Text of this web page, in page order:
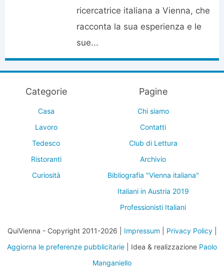
ricercatrice italiana a Vienna, che
racconta la sua esperienza e le
sue...
Categorie
Casa
Lavoro
Tedesco
Ristoranti
Curiosità
Pagine
Chi siamo
Contatti
Club di Lettura
Archivio
Bibliografia "Vienna italiana"
Italiani in Austria 2019
Professionisti Italiani
QuiVienna - Copyright 2011-2026 | Impressum Privacy Policy|
Aggiorna le preferenze pubblicitarie | Idea & realizzazione Paolo
Manganiello